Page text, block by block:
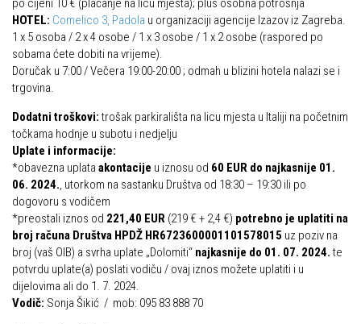
po cijeni 10 € (plaćanje na licu mjesta); plus osobna potrošnja
HOTEL: Comelico 3, Padola u organizaciji agencije Izazov iz Zagreba.
1 x 5 osoba / 2 x 4 osobe / 1 x 3 osobe / 1 x 2 osobe (raspored po
sobama ćete dobiti na vrijeme).
Doručak u 7:00 / Večera 19:00-20:00 ; odmah u blizini hotela nalazi se i
trgovina.
Dodatni troškovi:trošak parkirališta na licu mjesta u Italiji na početnim
točkama hodnje u subotu i nedjelju
Uplate i informacije:
*obavezna uplata akontacije u iznosu od 60 EUR do najkasnije 01.
06. 2024., utorkom na sastanku Društva od 18:30 – 19:30 ili po
dogovoru s vodičem
*preostali iznos od 221,40 EUR (219 € + 2,4 €) potrebno je uplatiti na
broj računa Društva HPDŽ HR6723600001101578015 uz poziv na
broj (vaš OIB) a svrha uplate „Dolomiti“ najkasnije do 01. 07. 2024.te
potvrdu uplate(a) poslati vodiču / ovaj iznos možete uplatiti i u
dijelovima ali do 1. 7. 2024.
Vodič: Sonja Šikić / mob: 095 83 888 70